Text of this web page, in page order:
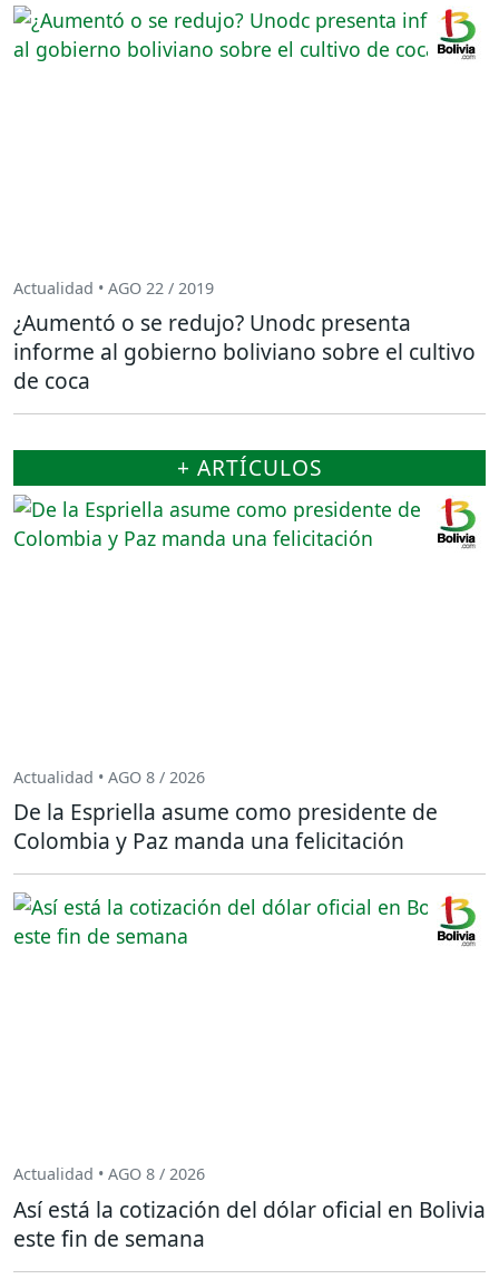
Actualidad • AGO 22 / 2019
¿Aumentó o se redujo? Unodc presenta
informe al gobierno boliviano sobre el cultivo
de coca
+ ARTÍCULOS
Actualidad • AGO 8 / 2026
De la Espriella asume como presidente de
Colombia y Paz manda una felicitación
Actualidad • AGO 8 / 2026
Así está la cotización del dólar oficial en Bolivia
este fin de semana